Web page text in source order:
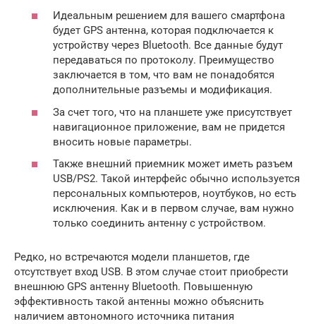
Идеальным решением для вашего смартфона
будет GPS антенна, которая подключается к
устройству через Bluetooth. Все данные будут
передаваться по протоколу. Преимущество
заключается в том, что вам не понадобятся
дополнительные разъемы и модификация.
За счет того, что на планшете уже присутствует
навигационное приложение, вам не придется
вносить новые параметры.
Также внешний приемник может иметь разъем
USB/PS2. Такой интерфейс обычно используется
персональных компьютеров, ноутбуков, но есть
исключения. Как и в первом случае, вам нужно
только соединить антенну с устройством.
Редко, но встречаются модели планшетов, где
отсутствует вход USB. В этом случае стоит приобрести
внешнюю GPS антенну Bluetooth. Повышенную
эффективность такой антенны можно объяснить
наличием автономного источника питания